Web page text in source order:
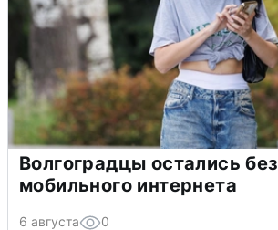
Волгоградцы остались без
мобильного интернета
6 августа 0